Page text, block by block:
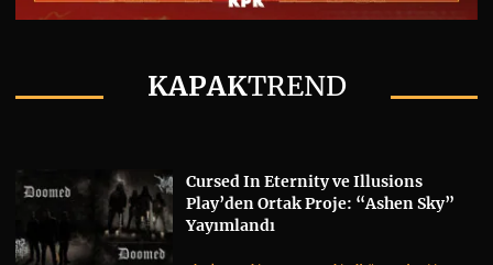
KAPAKTREND
Cursed In Eternity ve Illusions
Play’den Ortak Proje: “Ashen Sky”
Yayımlandı